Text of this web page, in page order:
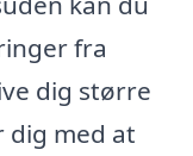
fra
dig større
dig med at